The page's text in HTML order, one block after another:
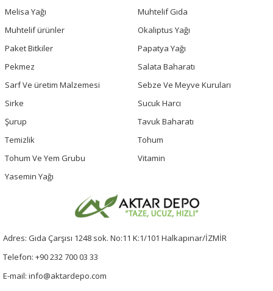
Melisa Yağı
Muhtelif Gıda
Muhtelif ürünler
Okaliptus Yağı
Paket Bitkiler
Papatya Yağı
Pekmez
Salata Baharatı
Sarf Ve üretim Malzemesi
Sebze Ve Meyve Kuruları
Sirke
Sucuk Harcı
Şurup
Tavuk Baharatı
Temizlik
Tohum
Tohum Ve Yem Grubu
Vitamin
Yasemin Yağı
Adres: Gıda Çarşısı 1248 sok. No:11 K:1/101 Halkapınar/İZMİR
Telefon: +90 232 700 03 33
E-mail: info@aktardepo.com